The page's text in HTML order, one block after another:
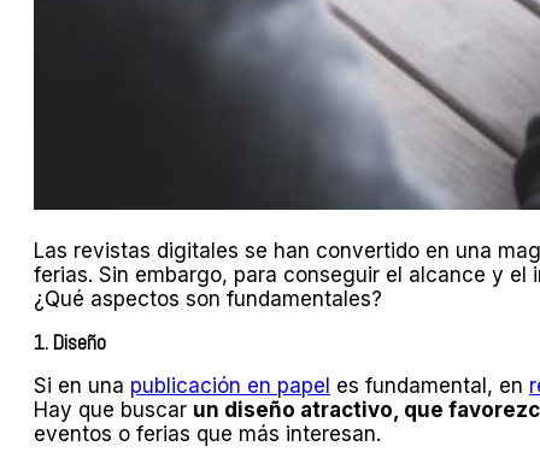
Las revistas digitales se han convertido en una
ferias. Sin embargo, para conseguir el alcance y el
¿Qué aspectos son fundamentales?
1. Diseño
Si en una publicación en papel es fundamental, en
Hay que buscar un diseño atractivo, que
eventos o ferias que más interesan.